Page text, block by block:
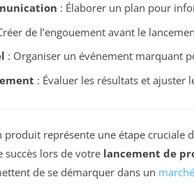
: Élaborer un plan pour
de l’engouement avant le
: Organiser un événement marquant
: Évaluer les résultats et ajuster
produit représente une étape cruciale
succès lors de votre lancement de
de se démarquer dans un